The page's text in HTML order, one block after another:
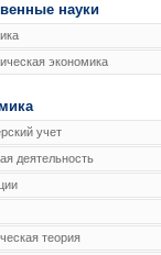
науки
экономика
учет
деятельность
теория